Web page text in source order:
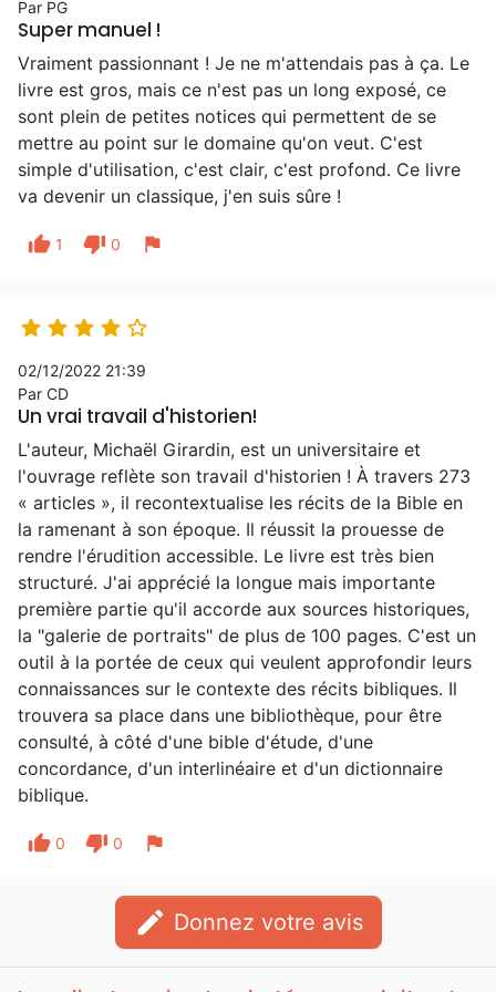
Par PG
Super manuel !
Vraiment passionnant ! Je ne m'attendais pas à ça. Le
livre est gros, mais ce n'est pas un long exposé, ce
sont plein de petites notices qui permettent de se
mettre au point sur le domaine qu'on veut. C'est
simple d'utilisation, c'est clair, c'est profond. Ce livre
va devenir un classique, j'en suis sûre !
thumb_up 1 thumb_down 0 flag
    
02/12/2022 21:39
Par CD
Un vrai travail d'historien!
L'auteur, Michaël Girardin, est un universitaire et
l'ouvrage reflète son travail d'historien ! À travers 273
« articles », il recontextualise les récits de la Bible en
la ramenant à son époque. Il réussit la prouesse de
rendre l'érudition accessible. Le livre est très bien
structuré. J'ai apprécié la longue mais importante
première partie qu'il accorde aux sources historiques,
la "galerie de portraits" de plus de 100 pages. C'est un
outil à la portée de ceux qui veulent approfondir leurs
connaissances sur le contexte des récits bibliques. Il
trouvera sa place dans une bibliothèque, pour être
consulté, à côté d'une bible d'étude, d'une
concordance, d'un interlinéaire et d'un dictionnaire
biblique.
thumb_up 0 thumb_down 0 flag
edit Donnez votre avis